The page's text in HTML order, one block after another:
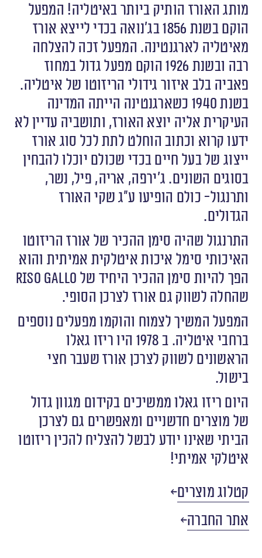
מותג האורז הותיק ביותר באיטליה! המפעל
הוקם בשנת 1856 בג׳נואה בכדי לייצא אורז
מאיטליה לארגנטינה. המפעל זכה להצלחה
רבה ובשנת 1926 הוקם מפעל גדול במחוז
פאביה בלב איזור גידולי הריזוטו של איטליה.
בשנת 1940 כשארגנטינה הייתה המדינה
העיקרית אליה יוצא האורז, ותושביה עדיין לא
ידעו קרוא וכתוב הוחלט לתת לכל סוג אורז
ייצוג של בעל חיים בכדי שכולם יוכלו להבחין
בסוגים השונים. ג׳ירפה, אריה, פיל, נשר,
ותרנגול- כולם הופיעו ע״ג שקי האורז
הגדולים.
התרנגול שהיה סימן ההכיר של אורז הריזוטו
האיכותי סימל איכות איטלקית אמיתית והוא
הפך להיות סימן ההכיר היחיד של Riso Gallo
שהחלה לשווק גם אורז לצרכן הסופי.
המפעל המשיך לצמוח והוקמו מפעלים נוספים
ברחבי איטליה. ב 1978 היו ריזו גאלו
הראשונים לשווק לצרכן אורז שעבר חצי
בישול.
היום ריזו גאלו ממשיכים בקידום מגוון גדול
של מוצרים חדשניים ומאפשרים גם לצרכן
הביתי שאינו יודע לבשל להצליח להכין ריזוטו
איטלקי אמיתי!
קטלוג מוצרים
אתר החברה